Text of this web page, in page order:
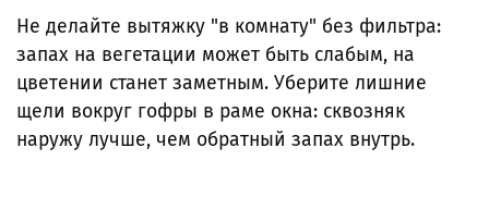
Не делайте вытяжку "в комнату" без фильтра:
запах на вегетации может быть слабым, на
цветении станет заметным. Уберите лишние
щели вокруг гофры в раме окна: сквозняк
наружу лучше, чем обратный запах внутрь.